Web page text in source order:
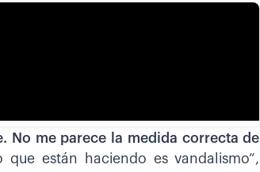
No me parece la medida correcta de
están haciendo es vandalismo”,